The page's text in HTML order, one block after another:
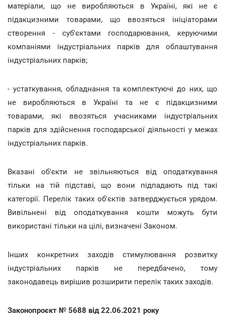
матеріали, що не виробляються в Україні, які не є
підакцизними товарами, що ввозяться ініціаторами
створення - суб'єктами господарювання, керуючими
компаніями індустріальних парків для облаштування
індустріальних парків;
- устаткування, обладнання та комплектуючі до них, що
не виробляються в Україні та не є підакцизними
товарами, які ввозяться учасниками індустріальних
парків для здійснення господарської діяльності у межах
індустріальних парків.
Вказані об'єкти не звільняються від оподаткування
тільки на тій підставі, що вони підпадають під такі
категорії. Перелік таких об'єктів затверджується урядом.
Вивільнені від оподаткування кошти можуть бути
використані тільки на цілі, визначені Законом.
Інших конкретних заходів стимулювання розвитку
індустріальних парків не передбачено, тому
законодавець вирішив розширити перелік таких заходів.
Законопроєкт № 5688 від 22.06.2021 року